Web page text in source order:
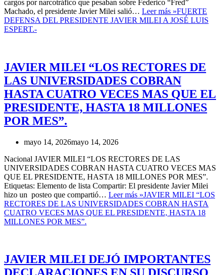
cargos por narcotráfico que pesaban sobre Federico “Fred”
Machado, el presidente Javier Milei salió… Leer más »FUERTE
DEFENSA DEL PRESIDENTE JAVIER MILEI A JOSÉ LUIS
ESPERT.-
JAVIER MILEI “LOS RECTORES DE
LAS UNIVERSIDADES COBRAN
HASTA CUATRO VECES MAS QUE EL
PRESIDENTE, HASTA 18 MILLONES
POR MES”.
mayo 14, 2026mayo 14, 2026
Nacional JAVIER MILEI “LOS RECTORES DE LAS
UNIVERSIDADES COBRAN HASTA CUATRO VECES MAS
QUE EL PRESIDENTE, HASTA 18 MILLONES POR MES”.
Etiquetas: Elemento de lista Compartir: El presidente Javier Milei
hizo un posteo que compartió… Leer más »JAVIER MILEI “LOS
RECTORES DE LAS UNIVERSIDADES COBRAN HASTA
CUATRO VECES MAS QUE EL PRESIDENTE, HASTA 18
MILLONES POR MES”.
JAVIER MILEI DEJÓ IMPORTANTES